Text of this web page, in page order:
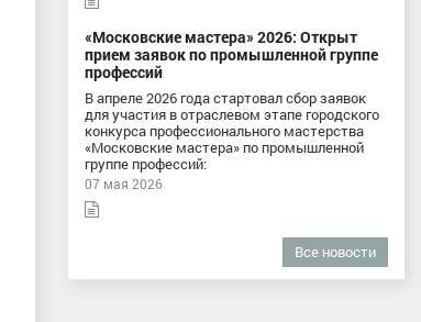
«Московские мастера» 2026: Открыт
прием заявок по промышленной группе
профессий
В апреле 2026 года стартовал сбор заявок
для участия в отраслевом этапе городского
конкурса профессионального мастерства
«Московские мастера» по промышленной
группе профессий:
07 мая 2026
Все новости